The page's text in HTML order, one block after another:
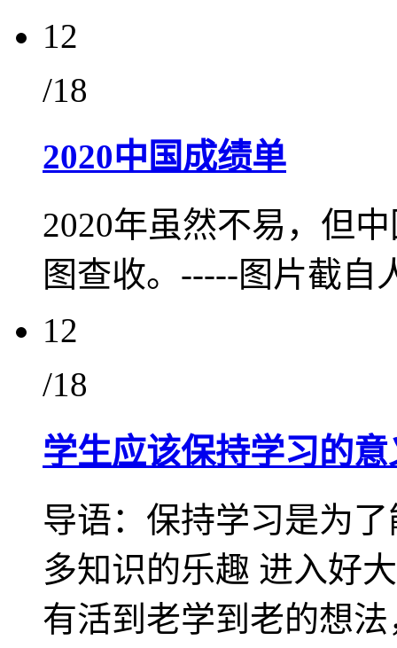
12
/18
2020中国成绩单
2020年虽然不易，但
图查收。-----图片截自
12
/18
学生应该保持学习的意
导语：保持学习是为
多知识的乐趣 进入好
有活到老学到老的想